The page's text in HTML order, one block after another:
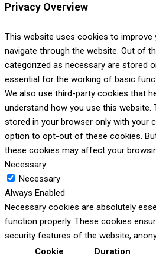
Privacy Overview
This website uses cookies to improve
navigate through the website. Out of
categorized as necessary are stored
essential for the working of basic
We also use third-party cookies that
understand how you use this website.
stored in your browser only with your
option to opt-out of these cookies.
these cookies may affect your
Necessary
Necessary
Always Enabled
Necessary cookies are absolutely
function properly. These cookies
security features of the website,
Cookie
Duration